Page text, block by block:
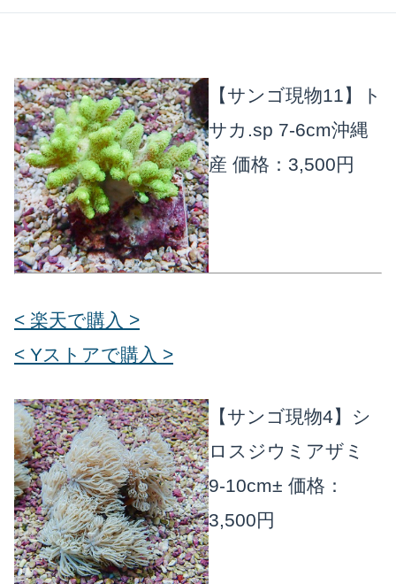
飼育用品GEAR
水槽TANK
R 楽天店で購入↗
Y!Yahoo!店↗
【サンゴ現物11】ト
サカ.sp 7-6cm沖縄
産 価格：3,500円
< 楽天で購入 >
< Yストアで購入 >
【サンゴ現物4】シ
ロスジウミアザミ
9-10cm± 価格：
3,500円